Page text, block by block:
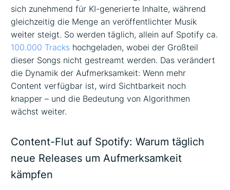
sich zunehmend für KI-generierte Inhalte, während
gleichzeitig die Menge an veröffentlichter Musik
weiter steigt. So werden täglich, allein auf Spotify ca.
100.000 Tracks hochgeladen, wobei der Großteil
dieser Songs nicht gestreamt werden. Das verändert
die Dynamik der Aufmerksamkeit: Wenn mehr
Content verfügbar ist, wird Sichtbarkeit noch
knapper – und die Bedeutung von Algorithmen
wächst weiter.
Content-Flut auf Spotify: Warum täglich
neue Releases um Aufmerksamkeit
kämpfen